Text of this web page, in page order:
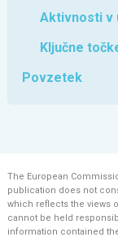
Aktivnosti v
Ključne
Povzetek
The European
publication does not
which reflects the views
cannot be held
information contained